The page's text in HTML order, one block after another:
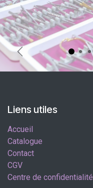
Précédent
Liens utiles
Accueil
Catalogue
Contact
CGV
Centre de confidentialité